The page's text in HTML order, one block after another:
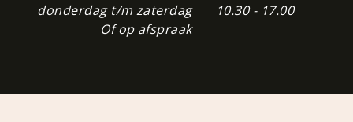
donderdag t/m zaterdag
10.30 - 17.00
Of op afspraak